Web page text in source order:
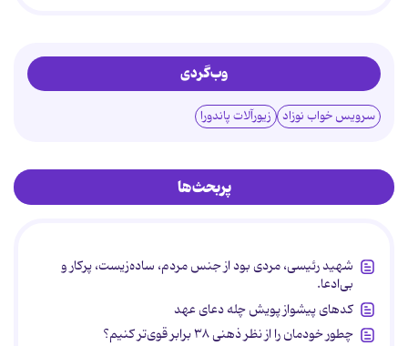
وب‌گردی
سرویس خواب نوزاد زیورآلات پاندورا
پربحث‌ها
شهید رئیسی، مردی بود از جنس مردم، ساده‌زیست، پرکار و
بی‌ادعا.
کدهای پیشواز پویش چله دعای عهد
چطور خودمان را از نظر ذهنی ۳۸ برابر قوی‌تر کنیم؟